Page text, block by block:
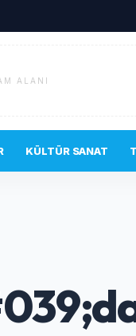
ALANI
KÜLTÜR SANAT